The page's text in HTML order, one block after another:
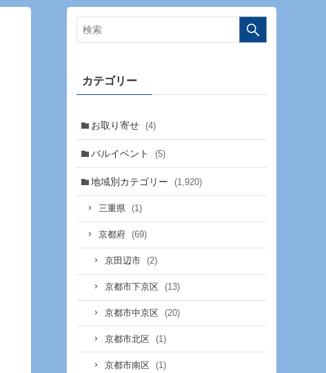
カテゴリー
お取り寄せ (4)
バルイベント (5)
地域別カテゴリー (1,920)
三重県 (1)
京都府 (69)
京田辺市 (2)
京都市下京区 (13)
京都市中京区 (20)
京都市北区 (1)
京都市南区 (1)